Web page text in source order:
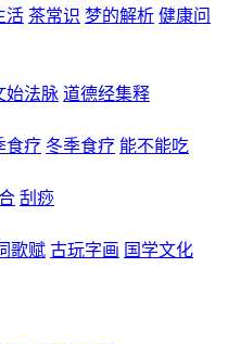
活 茶常识 梦的解析 健康问
始法脉 道德经集释
食疗 冬季食疗 能不能吃
刮痧
歌赋 古玩字画 国学文化